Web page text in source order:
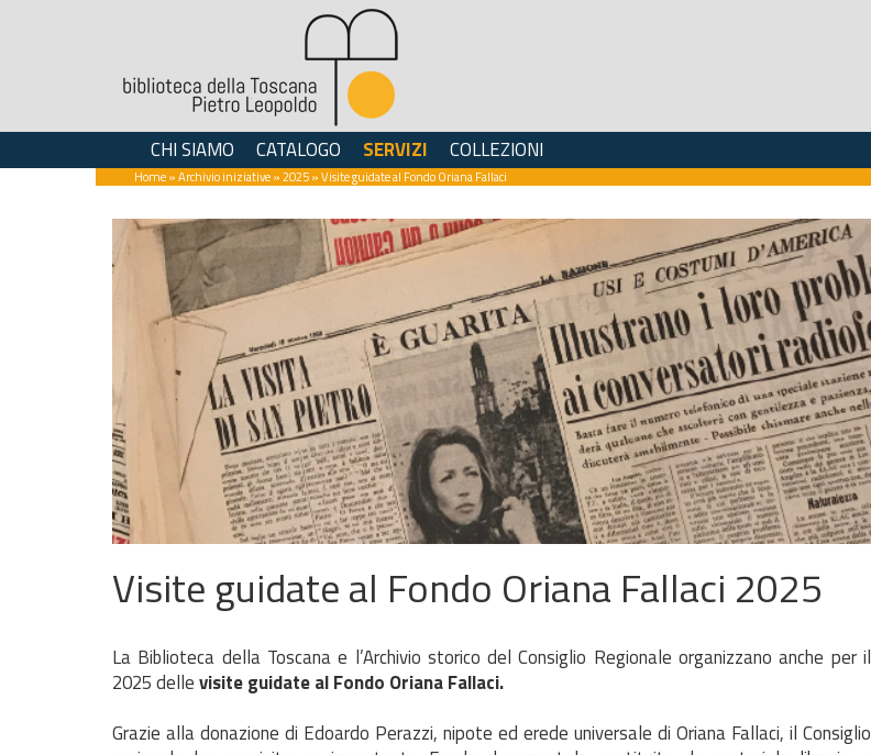
CHI SIAMO CATALOGO SERVIZI COLLEZIONI
Home»Archivio iniziative»2025» Visite guidate al Fondo Oriana Fallaci
Visite guidate al Fondo Oriana Fallaci 2025
La Biblioteca della Toscana e l’Archivio storico del Consiglio Regionale organizzano anche per il
2025 dellevisite guidate al Fondo Oriana Fallaci.
Grazie alla donazione di Edoardo Perazzi, nipote ed erede universale di Oriana Fallaci, il Consiglio